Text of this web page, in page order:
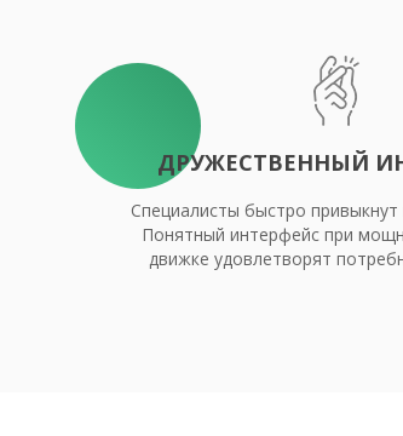
ДРУЖЕСТВЕННЫЙ
Специалисты быстро привыкнут
Понятный интерфейс при
движке удовлетворят